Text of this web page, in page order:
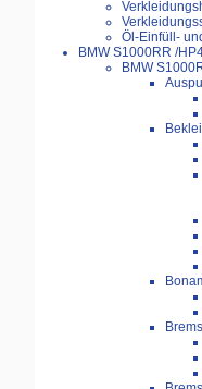
Öl-Einfüll-
BMW S1000RR /
BMW